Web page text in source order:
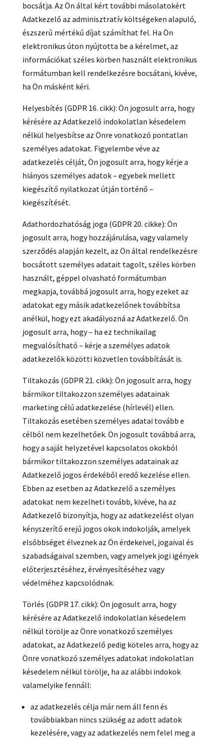
bocsátja. Az Ön által kért további másolatokért
Adatkezelő az adminisztratív költségeken alapuló,
észszerű mértékű díjat számíthat fel. Ha Ön
elektronikus úton nyújtotta be a kérelmet, az
információkat széles körben használt elektronikus
formátumban kell rendelkezésre bocsátani, kivéve,
ha Ön másként kéri.
Helyesbítés (GDPR 16. cikk): Ön jogosult arra, hogy
kérésére az Adatkezelő indokolatlan késedelem
nélkül helyesbítse az Önre vonatkozó pontatlan
személyes adatokat. Figyelembe véve az
adatkezelés célját, Ön jogosult arra, hogy kérje a
hiányos személyes adatok – egyebek mellett
kiegészítő nyilatkozat útján történő –
kiegészítését.
Adathordozhatóság joga (GDPR 20. cikke): Ön
jogosult arra, hogy hozzájárulása, vagy valamely
szerződés alapján kezelt, az Ön által rendelkezésre
bocsátott személyes adatait tagolt, széles körben
használt, géppel olvasható formátumban
megkapja, továbbá jogosult arra, hogy ezeket az
adatokat egy másik adatkezelőnek továbbítsa
anélkül, hogy ezt akadályozná az Adatkezelő. Ön
jogosult arra, hogy – ha ez technikailag
megvalósítható – kérje a személyes adatok
adatkezelők közötti közvetlen továbbítását is.
Tiltakozás (GDPR 21. cikk): Ön jogosult arra, hogy
bármikor tiltakozzon személyes adatainak
marketing célú adatkezelése (hírlevél) ellen.
Tiltakozás esetében személyes adatai tovább e
célból nem kezelhetőek. Ön jogosult továbbá arra,
hogy a saját helyzetével kapcsolatos okokból
bármikor tiltakozzon személyes adatainak az
Adatkezelő jogos érdekéből eredő kezelése ellen.
Ebben az esetben az Adatkezelő a személyes
adatokat nem kezelheti tovább, kivéve, ha az
Adatkezelő bizonyítja, hogy az adatkezelést olyan
kényszerítő erejű jogos okok indokolják, amelyek
elsőbbséget élveznek az Ön érdekeivel, jogaival és
szabadságaival szemben, vagy amelyek jogi igények
előterjesztéséhez, érvényesítéséhez vagy
védelméhez kapcsolódnak.
Törlés (GDPR 17. cikk): Ön jogosult arra, hogy
kérésére az Adatkezelő indokolatlan késedelem
nélkül törölje az Önre vonatkozó személyes
adatokat, az Adatkezelő pedig köteles arra, hogy az
Önre vonatkozó személyes adatokat indokolatlan
késedelem nélkül törölje, ha az alábbi indokok
valamelyike fennáll:
az adatkezelés célja már nem áll fenn és
továbbiakban nincs szükség az adott adatok
kezelésére, vagy az adatkezelés nem felel meg a